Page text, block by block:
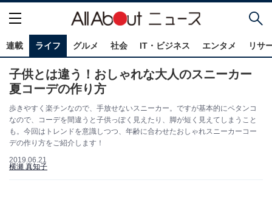
連載 ライフ グルメ 社会 IT・ビジネス エンタメ リサ
子供とは違う！おしゃれな大人のスニーカー
夏コーデの作り方
歩きやすく楽チンなので、手放せないスニーカー。ですが基本的にペタンコ
なので、コーデを間違うと子供っぽく見えたり、脚が短く見えてしまうこと
も。今回はトレンドを意識しつつ、年齢に合わせたおしゃれスニーカーコー
デの作り方をご紹介します！
2019.06.21
横瀬 真知子